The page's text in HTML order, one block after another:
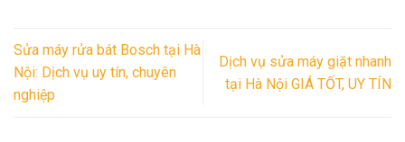
Sửa máy rửa bát Bosch tại Hà
Nội: Dịch vụ uy tín, chuyên
nghiệp
Dịch vụ sửa máy giặt nhanh
tại Hà Nội GIÁ TỐT, UY TÍN